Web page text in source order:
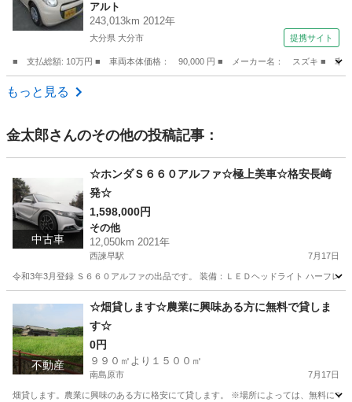
ＴＯＰ （検9.2）
アルト
243,013km 2012年
大分県 大分市 提携サイト
■ 支払総額: 10万円 ■ 車両本体価格： 90,000 円 ■ メーカー名： スズキ ■
大分 大分市
もっと見る
金太郎さんのその他の投稿記事：
中古車
☆ホンダＳ６６０アルファ☆極上美車☆格安長崎
発☆
1,598,000円
その他
12,050km 2021年
西諫早駅 7月17日
令和3年3月登録 Ｓ６６０アルファの出品です。 装備：ＬＥＤヘッドライト ハーフレ
西諫早駅 その他 S660
不動産
☆畑貸します☆農業に興味ある方に無料で貸しま
す☆
0円
９９０㎡より１５００㎡
南島原市 7月17日
畑貸します。農業に興味のある方に格安にて貸します。 ※場所によっては、無料にて